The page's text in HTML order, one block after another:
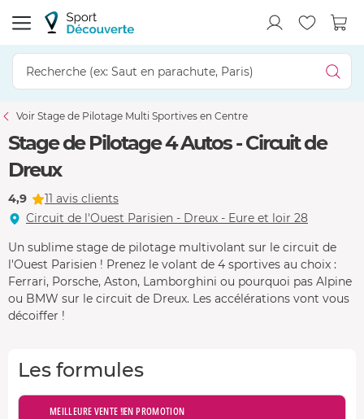
Voir Stage de Pilotage Multi Sportives en Centre
Stage de Pilotage 4 Autos - Circuit de
Dreux
4,9
11 avis clients
Circuit de l'Ouest Parisien - Dreux - Eure et loir 28
Un sublime stage de pilotage multivolant sur le circuit de
l'Ouest Parisien ! Prenez le volant de 4 sportives au choix :
Ferrari, Porsche, Aston, Lamborghini ou pourquoi pas Alpine
ou BMW sur le circuit de Dreux. Les accélérations vont vous
décoiffer !
Les formules
MEILLEURE VENTE !EN PROMOTION